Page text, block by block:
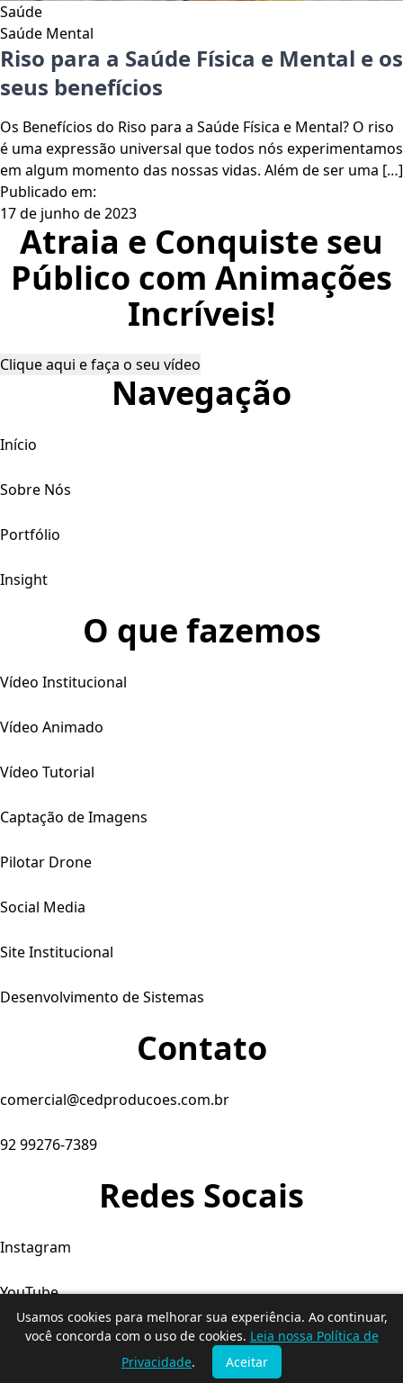
Saúde
Saúde Mental
Riso para a Saúde Física e Mental e os
seus benefícios
Os Benefícios do Riso para a Saúde Física e Mental? O riso
é uma expressão universal que todos nós experimentamos
em algum momento das nossas vidas. Além de ser uma […]
Publicado em:
17 de junho de 2023
Usamos cookies para melhorar sua experiência. Ao continuar,
você concorda com o uso de cookies. Leia nossa Política de
Privacidade. Aceitar
Atraia e Conquiste seu
Público com Animações
Incríveis!
Clique aqui e faça o seu vídeo
Navegação
Início
Sobre Nós
Portfólio
Insight
O que fazemos
Vídeo Institucional
Vídeo Animado
Vídeo Tutorial
Captação de Imagens
Pilotar Drone
Social Media
Site Institucional
Desenvolvimento de Sistemas
Contato
comercial@cedproducoes.com.br
92 99276-7389
Redes Socais
Instagram
YouTube
Facebook